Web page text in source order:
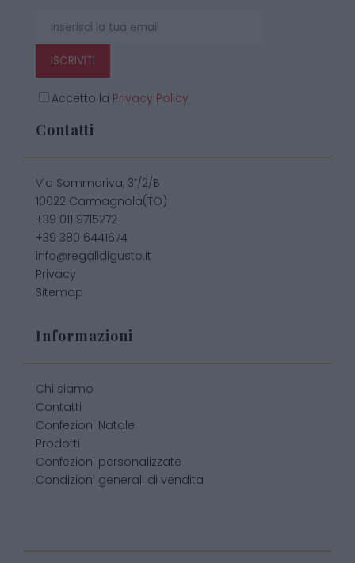
ISCRIVITI
Accetto la Privacy Policy
Contatti
Via Sommariva, 31/2/B
10022 Carmagnola(TO)
+39 011 9715272
+39 380 6441674
info@regalidigusto.it
Privacy
Sitemap
Informazioni
Chi siamo
Contatti
Confezioni Natale
Prodotti
Confezioni personalizzate
Condizioni generali di vendita